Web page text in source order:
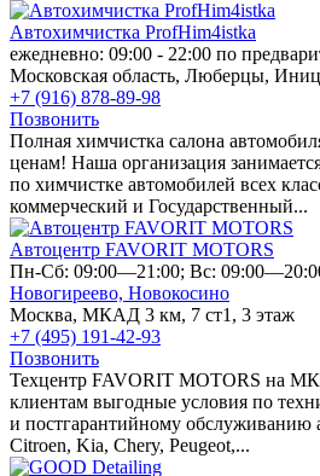
Автохимчистка ProfHim4istka
ежедневно: 09:00 - 22:00 по
Московская область, Люберцы,
+7 (916) 878-89-98
Позвонить
Полная химчистка салона
ценам! Наша организация
по химчистке автомобилей всех
коммерческий и Государственный...
Автоцентр FAVORIT MOTORS
Пн-Сб: 09:00—21:00; Вс:
Новогиреево, Новокосино
Москва, МКАД 3 км, 7 ст1, 3 этаж
+7 (495) 191-42-93
Позвонить
Техцентр FAVORIT MOTORS на
клиентам выгодные условия по
и постгарантийному обслуживанию
Citroen, Kia, Chery, Peugeot,...